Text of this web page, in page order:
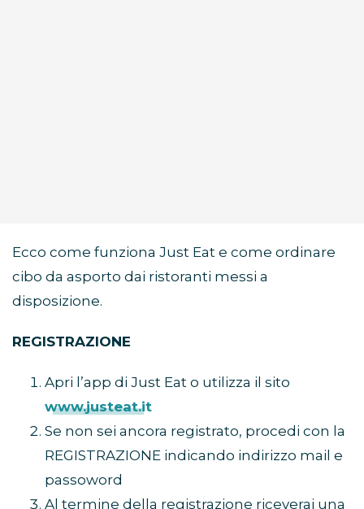
Ecco come funziona Just Eat e come ordinare
cibo da asporto dai ristoranti messi a
disposizione.
REGISTRAZIONE
Apri l’app di Just Eat o utilizza il sito
www.justeat.it
Se non sei ancora registrato, procedi con la
REGISTRAZIONE indicando indirizzo mail e
passoword
Al termine della registrazione riceverai una